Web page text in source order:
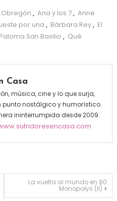
, Ana y los 7, Anne
por una , Bárbara Rey, El
Paloma San Basilio , Qué
Casa
música, cine y lo que surja,
punto nostálgico y humorístico.
ininterrumpida desde 2009.
entradas
La vuelta al mundo en 80
Monopolys (II)